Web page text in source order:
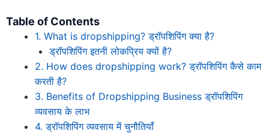
Table of Contents
1. What is dropshipping? ड्रॉपशिपिंग क्या है?
ड्रॉपशिपिंग इतनी लोकप्रिय क्यों है?
2. How does dropshipping work? ड्रॉपशिपिंग कैसे काम
करती है?
3. Benefits of Dropshipping Business ड्रॉपशिपिंग
व्यवसाय के लाभ
4. ड्रॉपशिपिंग व्यवसाय में चुनौतियाँ